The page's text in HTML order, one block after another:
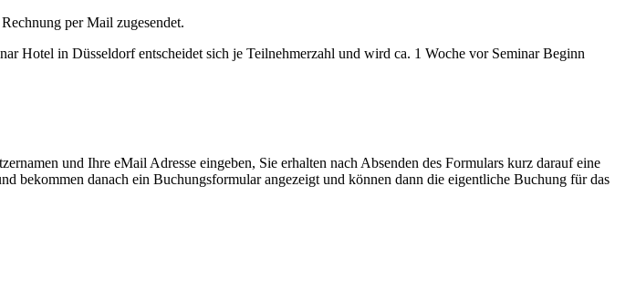
per Mail zugesendet.
Hotel in Düsseldorf entscheidet sich je Teilnehmerzahl und wird ca. 1 Woche vor Seminar Beginn
und Ihre eMail Adresse eingeben, Sie erhalten nach Absenden des Formulars kurz darauf eine
bekommen danach ein Buchungsformular angezeigt und können dann die eigentliche Buchung für das